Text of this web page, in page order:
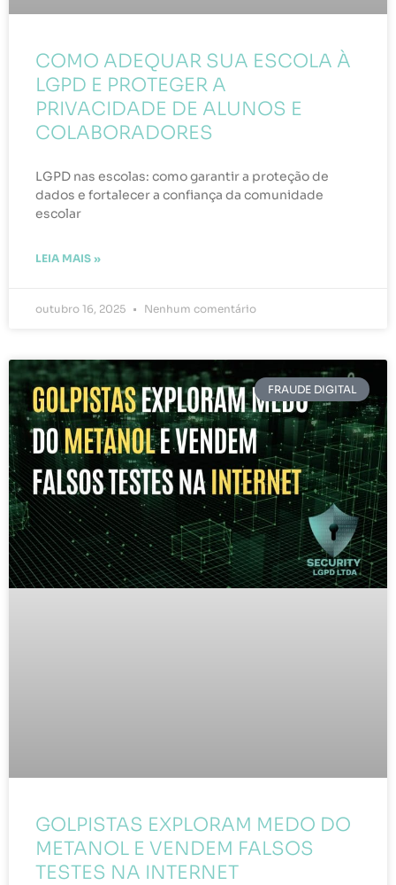
COMO ADEQUAR SUA ESCOLA À
LGPD E PROTEGER A
PRIVACIDADE DE ALUNOS E
COLABORADORES
LGPD nas escolas: como garantir a proteção de
dados e fortalecer a confiança da comunidade
escolar
LEIA MAIS »
outubro 16, 2025 Nenhum comentário
FRAUDE DIGITAL
GOLPISTAS EXPLORAM MEDO DO
METANOL E VENDEM FALSOS
TESTES NA INTERNET